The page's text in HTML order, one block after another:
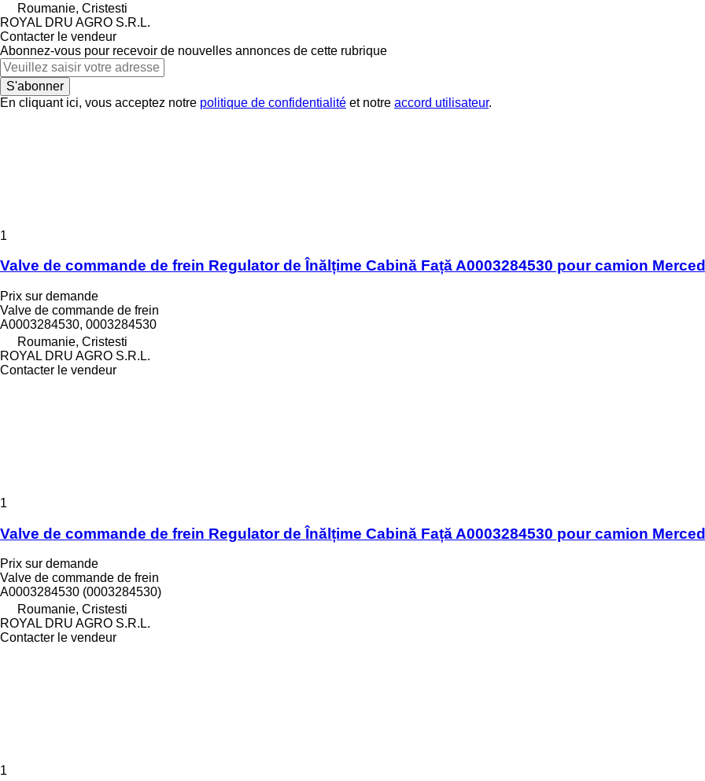
Roumanie, Cristesti
ROYAL DRU AGRO S.R.L.
Contacter le vendeur
Abonnez-vous pour recevoir de nouvelles annonces de cette rubrique
S'abonner
En cliquant ici, vous acceptez notre politique de confidentialité et notre accord utilisateur.
1
Valve de commande de frein Regulator de Înălțime Cabină Față A0003284530 pour camion
Prix sur demande
Valve de commande de frein
A0003284530, 0003284530
Roumanie, Cristesti
ROYAL DRU AGRO S.R.L.
Contacter le vendeur
1
Valve de commande de frein Regulator de Înălțime Cabină Față A0003284530 pour camion
Prix sur demande
Valve de commande de frein
A0003284530 (0003284530)
Roumanie, Cristesti
ROYAL DRU AGRO S.R.L.
Contacter le vendeur
1